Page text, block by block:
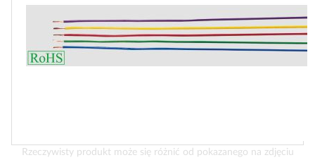
Przejdź
Rzeczywisty produkt może się różnić od pokazanego na zdjęciu